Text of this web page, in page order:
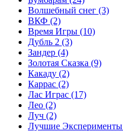
Волшебный снег (3)
ВКФ (2)
Время Игры (10)
Дубль 2 (3)
Зандер (4)
Золотая Сказка (9)
Какаду (2)
Каррас (2)
Лас Играс (17)
Лео (2)
Луч (2)
Лучшие Эксперименты